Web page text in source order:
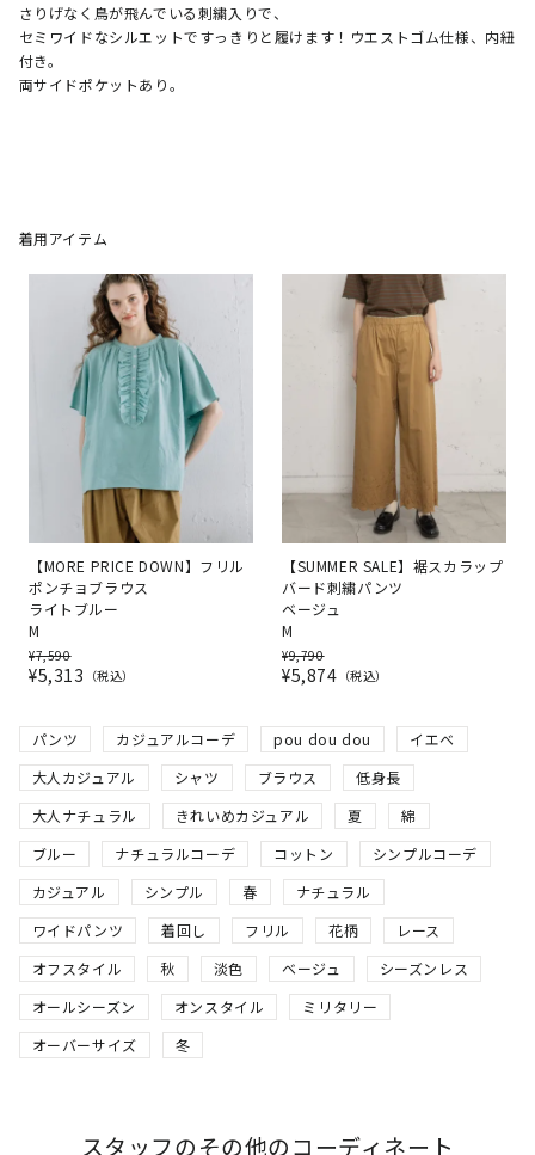
さりげなく鳥が飛んでいる刺繍入りで、
セミワイドなシルエットですっきりと履けます！ウエストゴム仕様、内紐
付き。
両サイドポケットあり。
着用アイテム
【MORE PRICE DOWN】フリル
ポンチョブラウス
ライトブルー
M
¥7,590
¥5,313 税込
【SUMMER SALE】裾スカラップ
バード刺繍パンツ
ベージュ
M
¥9,790
¥5,874 税込
パンツ カジュアルコーデ pou dou dou
イエベ
大人カジュアル
シャツ ブラウス
低身長
大人ナチュラル
きれいめカジュアル 夏
綿
ブルー
ナチュラルコーデ コットン
シンプルコーデ
カジュアル
シンプル 春
ナチュラル
ワイドパンツ
着回し フリル 花柄
レース
オフスタイル
秋 淡色 ベージュ
シーズンレス
オールシーズン
オンスタイル
ミリタリー
オーバーサイズ
冬
スタッフのその他のコーディネート